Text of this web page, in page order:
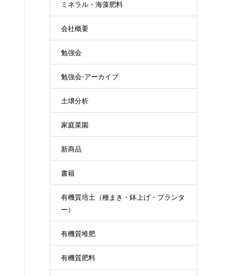
ミネラル・海藻肥料
会社概要
勉強会
勉強会-アーカイブ
土壌分析
家庭菜園
新商品
書籍
有機質培土（種まき・鉢上げ・プランタ
ー）
有機質堆肥
有機質肥料